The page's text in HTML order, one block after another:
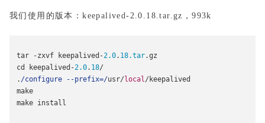
我们使用的版本：keepalived-2.0.18.tar.gz，993k
tar -zxvf keepalived -2.0. 18.tar.gz
cd keepalived -2.0. 18/
. /configure --prefix=/usr/ local/ keepalived
make
make install